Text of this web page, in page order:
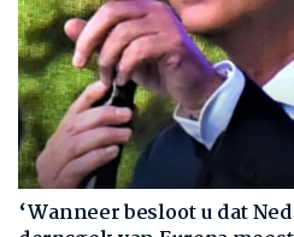
‘Wanneer besloot u dat